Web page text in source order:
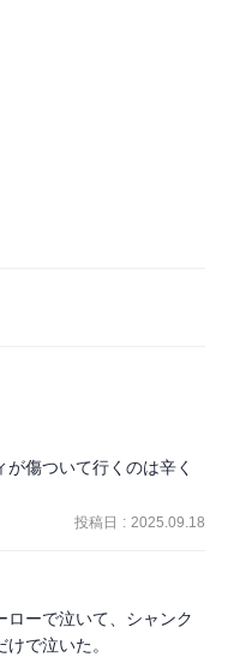
傷ついて行くのは辛く
投稿日 : 2025.09.18
ーで泣いて、シャンク
で泣いた。